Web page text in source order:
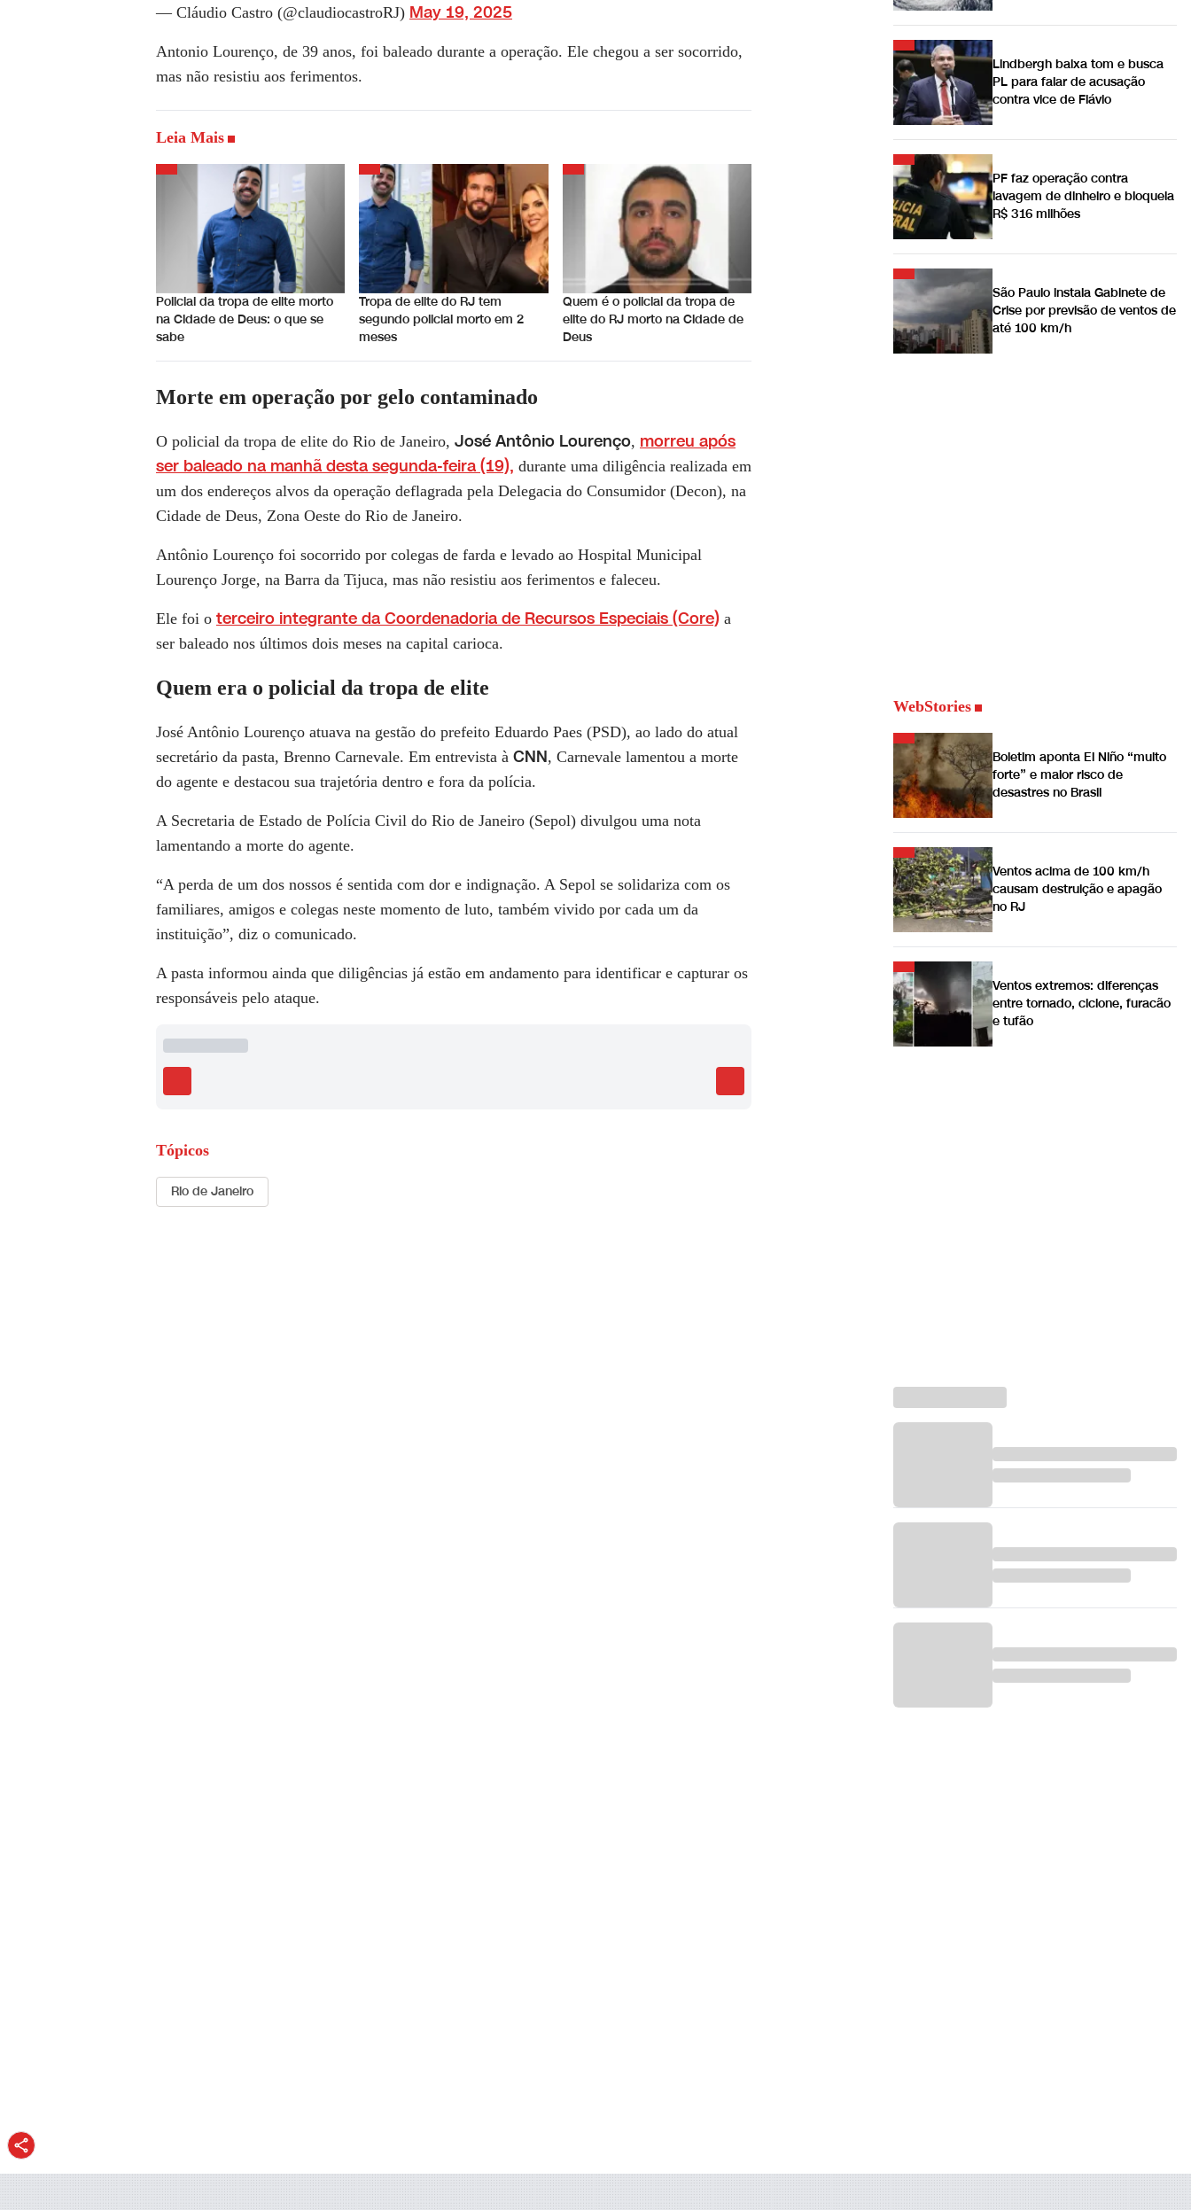
— Cláudio Castro (@claudiocastroRJ) May 19, 2025
Antonio Lourenço, de 39 anos, foi baleado durante a operação. Ele chegou a ser socorrido,
mas não resistiu aos ferimentos.
Leia Mais
Policial da tropa de elite morto
na Cidade de Deus: o que se
sabe
Tropa de elite do RJ tem
segundo policial morto em 2
meses
Quem é o policial da tropa de
elite do RJ morto na Cidade de
Deus
Morte em operação por gelo contaminado
O policial da tropa de elite do Rio de Janeiro, José Antônio Lourenço, morreu após
ser baleado na manhã desta segunda-feira (19), durante uma diligência realizada em
um dos endereços alvos da operação deflagrada pela Delegacia do Consumidor (Decon), na
Cidade de Deus, Zona Oeste do Rio de Janeiro.
Antônio Lourenço foi socorrido por colegas de farda e levado ao Hospital Municipal
Lourenço Jorge, na Barra da Tijuca, mas não resistiu aos ferimentos e faleceu.
Ele foi o terceiro integrante da Coordenadoria de Recursos Especiais (Core) a
ser baleado nos últimos dois meses na capital carioca.
Quem era o policial da tropa de elite
José Antônio Lourenço atuava na gestão do prefeito Eduardo Paes (PSD), ao lado do atual
secretário da pasta, Brenno Carnevale. Em entrevista à CNN, Carnevale lamentou a morte
do agente e destacou sua trajetória dentro e fora da polícia.
A Secretaria de Estado de Polícia Civil do Rio de Janeiro (Sepol) divulgou uma nota
lamentando a morte do agente.
“A perda de um dos nossos é sentida com dor e indignação. A Sepol se solidariza com os
familiares, amigos e colegas neste momento de luto, também vivido por cada um da
instituição”, diz o comunicado.
A pasta informou ainda que diligências já estão em andamento para identificar e capturar os
responsáveis pelo ataque.
Tópicos
Rio de Janeiro
Lindbergh baixa tom e busca
PL para falar de acusação
contra vice de Flávio
PF faz operação contra
lavagem de dinheiro e bloqueia
R$ 316 milhões
São Paulo instala Gabinete de
Crise por previsão de ventos de
até 100 km/h
WebStories
Boletim aponta El Niño “muito
forte” e maior risco de
desastres no Brasil
Ventos acima de 100 km/h
causam destruição e apagão
no RJ
Ventos extremos: diferenças
entre tornado, ciclone, furacão
e tufão